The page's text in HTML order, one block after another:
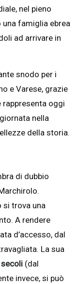
nel pieno
una famiglia ebrea
ad arrivare in
snodo per i
e Varese, grazie
rappresenta oggi
nella
della storia.
di dubbio
si trova una
A rendere
d’accesso, dal
La sua
(dal
invece, si può